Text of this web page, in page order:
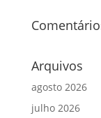
Arquivos
agosto 2026
julho 2026